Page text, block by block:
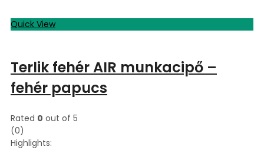
Quick View
Terlik fehér AIR munkacipő –
fehér papucs
Rated 0 out of 5
(0)
Highlights: